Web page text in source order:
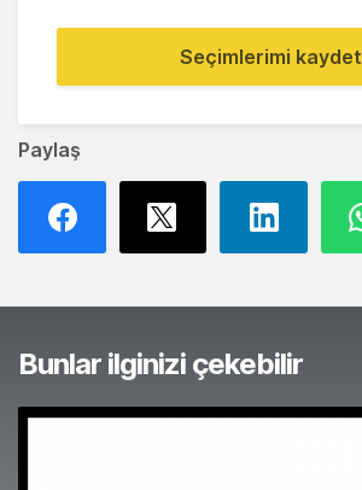
Paylaş
Seçimlerimi kaydet
Bunlar ilginizi çekebilir